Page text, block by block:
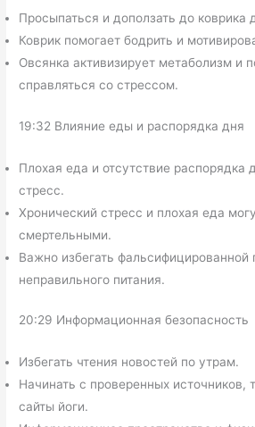
Просыпаться и доползать до коврика
Коврик помогает бодрить и
Овсянка активизирует метаболизм и
справляться со стрессом.
19:32 Влияние еды и распорядка дня
Плохая еда и отсутствие распорядка
стресс.
Хронический стресс и плохая еда
смертельными.
Важно избегать фальсифицированной
неправильного питания.
20:29 Информационная безопасность
Избегать чтения новостей по утрам.
Начинать с проверенных источников,
сайты йоги.